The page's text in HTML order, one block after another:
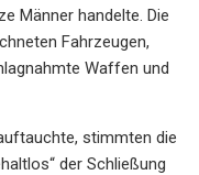
Männer handelte. Die
Fahrzeugen,
Waffen und
stimmten die
der Schließung